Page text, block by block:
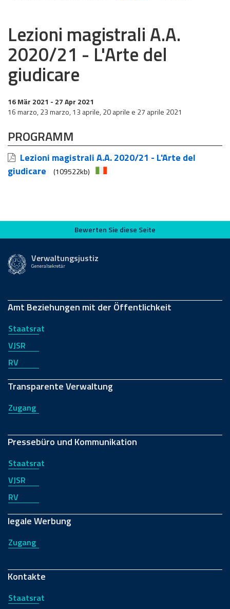
Lezioni magistrali A.A.
2020/21 - L'Arte del
giudicare
16 Mär 2021 - 27 Apr 2021
16 marzo, 23 marzo, 13 aprile, 20 aprile e 27 aprile 2021
PROGRAMM
Lezioni magistrali A.A. 2020/21 - L'Arte del
giudicare
(109522kb)
Bewerten Sie diese Seite
Bewerten Sie diese Seite
Verwaltungsjustiz
Generalsekretär
Amt Beziehungen mit der Öffentlichkeit
Staatsrat
VJSR
RV
Transparente Verwaltung
Zugang
Pressebüro und Kommunikation
Staatsrat
VJSR
RV
legale Werbung
Zugang
Kontakte
Staatsrat